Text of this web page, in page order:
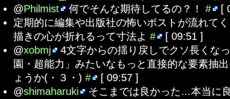
@Philmist 何でそんな期待してるの？！ # [
定期的に編集や出版社の怖いポストが流れて
描きの心が折れるって寸法よ # [ 09:51 ]
@xobmj 4文字からの揺り戻しでクソ長くな
園・超能力」みたいなもっと直接的な要素抽
ょうか(・３・) # [ 09:57 ]
@shimaharuki そこまでは良かった…本当に